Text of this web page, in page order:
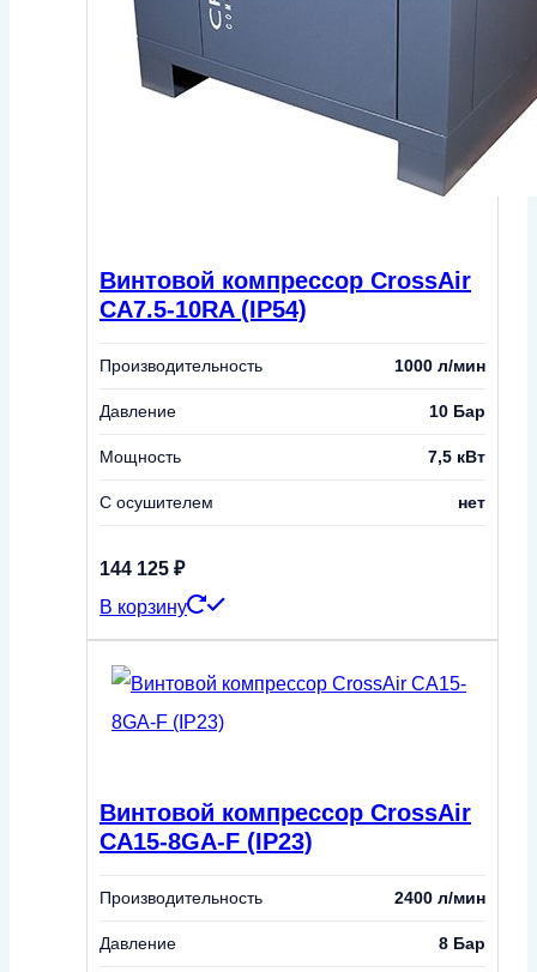
Винтовой компрессор CrossAir
CA7.5-10RA (IP54)
Производительность 1000 л/мин
Давление 10 Бар
Мощность 7,5 кВт
С осушителем нет
144 125 ₽
В корзину
Винтовой компрессор CrossAir
CA15-8GA-F (IP23)
Производительность 2400 л/мин
Давление 8 Бар